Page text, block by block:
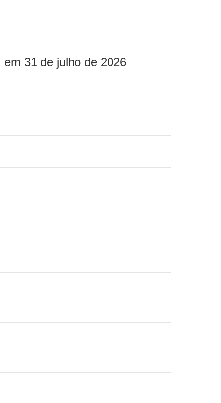
31 de julho de 2026